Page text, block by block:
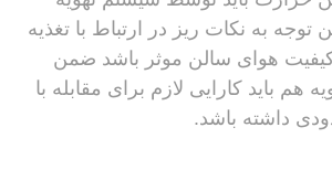
توجه به نکات ریز در ارتباط با تغذیه
کیفیت هوای سالن موثر باشد ضمن
هم باید کارایی لازم برای مقابله با
داشته باشد.